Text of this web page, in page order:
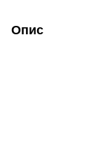
Опис